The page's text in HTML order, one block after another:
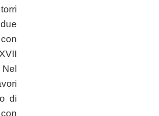
Nel
di